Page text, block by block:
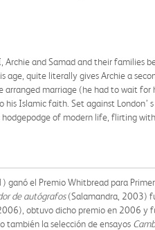
and Samad and their families
age, quite literally gives Archie a
arranged marriage (he had to wait for
Islamic faith. Set against London’
of modern life, flirting with
ganó el Premio Whitbread para
de autógrafos(Salamandra, 2003)
obtuvo dicho premio en 2006 y
también la selección de ensayos